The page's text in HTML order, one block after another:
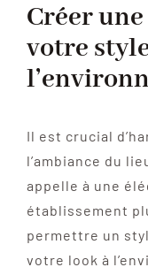
Créer
votre
Il est crucial
l’ambiance du
appelle à une
établissement
permettre un
votre look à